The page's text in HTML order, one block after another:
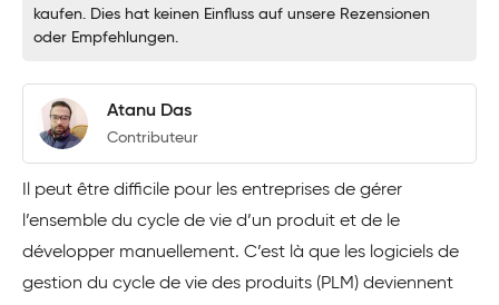
kaufen. Dies hat keinen Einfluss auf unsere Rezensionen
oder Empfehlungen.
Atanu Das
Contributeur
Il peut être difficile pour les entreprises de gérer
l’ensemble du cycle de vie d’un produit et de le
développer manuellement. C’est là que les logiciels de
gestion du cycle de vie des produits (PLM) deviennent